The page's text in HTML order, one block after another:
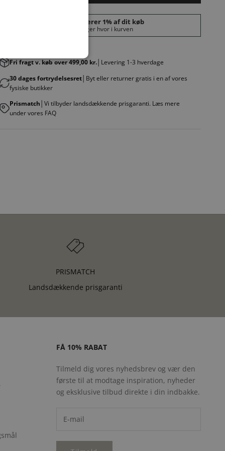
Fri fragt v. køb over 499,00 kr. │Levering 1-3 hverdage
30 dages fortrydelsesret │Byt eller returner gratis i en af vores
fysiske butikker
Prismatch │Vi tilbyder landsdækkende prisgaranti. Læs mere
under vores FAQ
PRISMATCH
Landsdækkende prisgaranti
FÅ 10% RABAT
Tilmeld dig vores nyhedsbrev og vær den
første til at modtage inspiration, nyheder
og eksklusive tilbud direkte i din indbakke.